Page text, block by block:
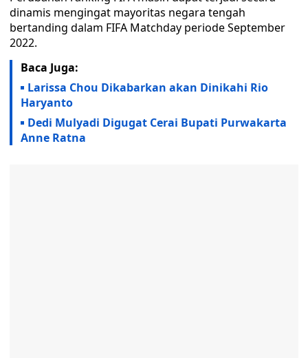
dinamis mengingat mayoritas negara tengah
bertanding dalam FIFA Matchday periode September
2022.
Baca Juga:
Larissa Chou Dikabarkan akan Dinikahi Rio
Haryanto
Dedi Mulyadi Digugat Cerai Bupati Purwakarta
Anne Ratna